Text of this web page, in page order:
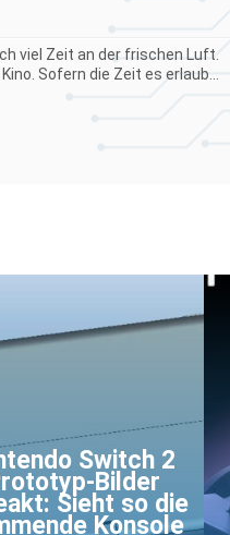
viel Zeit an der frischen Luft.
Sofern die Zeit es erlaub...
Switch 2
Bilder
Sieht so die
Konsole